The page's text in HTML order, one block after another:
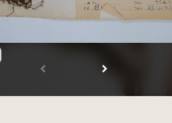
受著作權法保護-僅限於本平台有限度公開瀏覽